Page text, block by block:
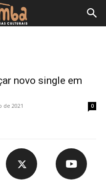
novo single em
de 2021 0